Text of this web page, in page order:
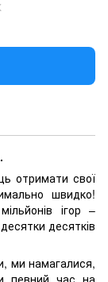
отримати свої
швидко!
ігор –
десятків
ми намагалися,
певний час на